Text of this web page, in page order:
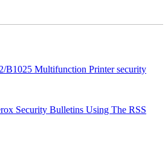
B1025 Multifunction Printer security
Security Bulletins Using The RSS